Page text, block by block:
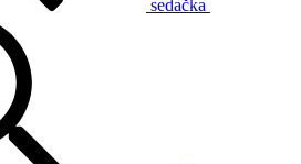
sedačka